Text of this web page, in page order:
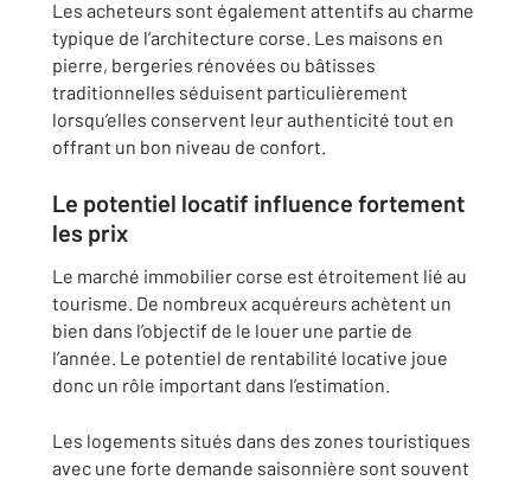
Les acheteurs sont également attentifs au charme
typique de l’architecture corse. Les maisons en
pierre, bergeries rénovées ou bâtisses
traditionnelles séduisent particulièrement
lorsqu’elles conservent leur authenticité tout en
offrant un bon niveau de confort.
Le potentiel locatif influence fortement
les prix
Le marché immobilier corse est étroitement lié au
tourisme. De nombreux acquéreurs achètent un
bien dans l’objectif de le louer une partie de
l’année. Le potentiel de rentabilité locative joue
donc un rôle important dans l’estimation.
Les logements situés dans des zones touristiques
avec une forte demande saisonnière sont souvent